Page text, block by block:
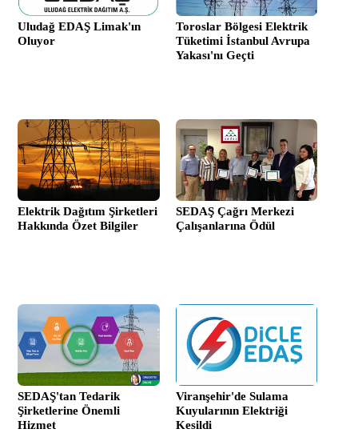
Uludağ EDAŞ Limak'ın
Oluyor
Toroslar Bölgesi Elektrik
Tüketimi İstanbul Avrupa
Yakası'nı Geçti
Elektrik Dağıtım Şirketleri
Hakkında Özet Bilgiler
SEDAŞ Çağrı Merkezi
Çalışanlarına Ödül
SEDAŞ'tan Tedarik
Şirketlerine Önemli
Hizmet
Viranşehir'de Sulama
Kuyularının Elektriği
Kesildi